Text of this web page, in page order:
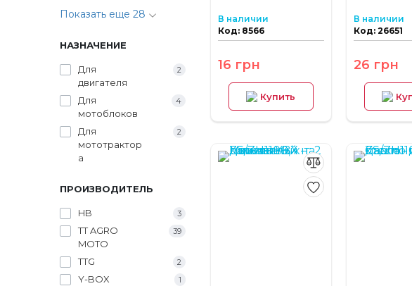
Показать еще 28
НАЗНАЧЕНИЕ
Для
двигателя
2
Для
мотоблоков
4
Для
мототрактор
а
2
ПРОИЗВОДИТЕЛЬ
HB 3
TT AGRO
MOTO
39
TTG 2
Y-BOX 1
В наличии
Код: 8566
16 грн
Купить
В наличии
Код: 26651
26 грн